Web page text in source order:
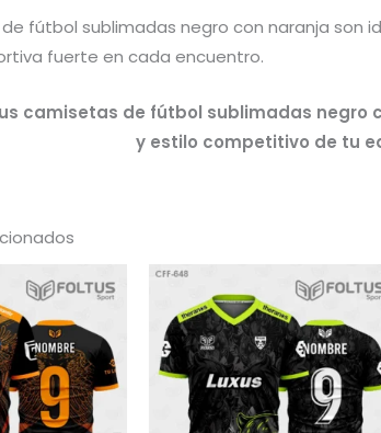
fútbol sublimadas negro con naranja son
fuerte en cada encuentro.
camisetas de fútbol sublimadas negro
y estilo competitivo de tu